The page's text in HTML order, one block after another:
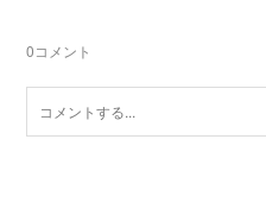
0コメント